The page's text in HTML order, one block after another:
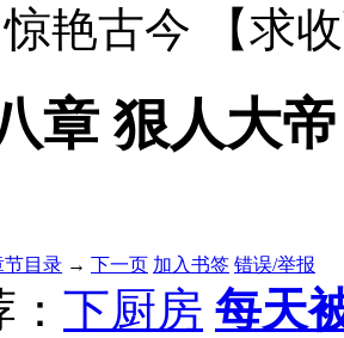
艳古今 【求
章 狠人大
节目录 → 下一页 加入书签 错误/举报
下厨房 每天